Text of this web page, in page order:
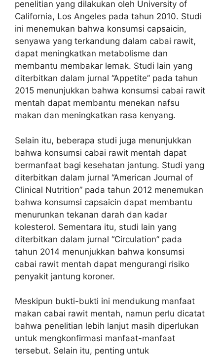
penelitian yang dilakukan oleh University of
California, Los Angeles pada tahun 2010. Studi
ini menemukan bahwa konsumsi capsaicin,
senyawa yang terkandung dalam cabai rawit,
dapat meningkatkan metabolisme dan
membantu membakar lemak. Studi lain yang
diterbitkan dalam jurnal “Appetite” pada tahun
2015 menunjukkan bahwa konsumsi cabai rawit
mentah dapat membantu menekan nafsu
makan dan meningkatkan rasa kenyang.
Selain itu, beberapa studi juga menunjukkan
bahwa konsumsi cabai rawit mentah dapat
bermanfaat bagi kesehatan jantung. Studi yang
diterbitkan dalam jurnal “American Journal of
Clinical Nutrition” pada tahun 2012 menemukan
bahwa konsumsi capsaicin dapat membantu
menurunkan tekanan darah dan kadar
kolesterol. Sementara itu, studi lain yang
diterbitkan dalam jurnal “Circulation” pada
tahun 2014 menunjukkan bahwa konsumsi
cabai rawit mentah dapat mengurangi risiko
penyakit jantung koroner.
Meskipun bukti-bukti ini mendukung manfaat
makan cabai rawit mentah, namun perlu dicatat
bahwa penelitian lebih lanjut masih diperlukan
untuk mengkonfirmasi manfaat-manfaat
tersebut. Selain itu, penting untuk